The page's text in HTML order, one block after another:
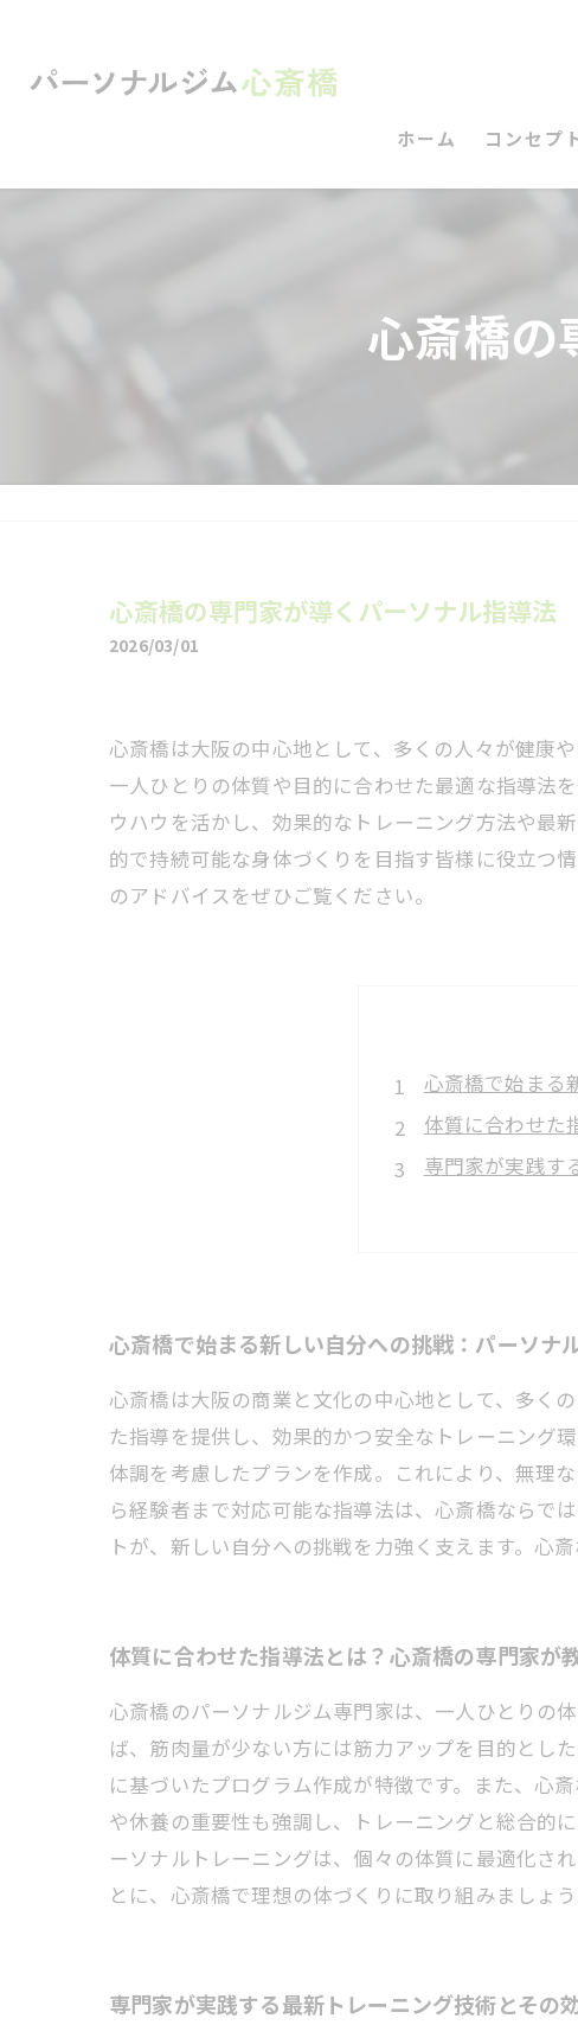
ホーム コンセプ
心斎橋の
心斎橋の専門家が導くパーソナル指導法
2026/03/01
心斎橋は大阪の中心地として、多くの人々が健康
一人ひとりの体質や目的に合わせた最適な指導法
ウハウを活かし、効果的なトレーニング方法や最
的で持続可能な身体づくりを目指す皆様に役立つ
のアドバイスをぜひご覧ください。
心斎橋で始まる
体質に合わせた
専門家が実践す
継続できる健
健康と美を手に
心斎橋で始まる新しい自分への挑戦：パーソナ
心斎橋は大阪の商業と文化の中心地として、多く
た指導を提供し、効果的かつ安全なトレーニング
体調を考慮したプランを作成。これにより、無理
ら経験者まで対応可能な指導法は、心斎橋ならで
トが、新しい自分への挑戦を力強く支えます。心
体質に合わせた指導法とは？心斎橋の専門家が
心斎橋のパーソナルジム専門家は、一人ひとりの
ば、筋肉量が少ない方には筋力アップを目的とし
に基づいたプログラム作成が特徴です。また、心
や休養の重要性も強調し、トレーニングと総合的
ーソナルトレーニングは、個々の体質に最適化さ
とに、心斎橋で理想の体づくりに取り組みましょう
専門家が実践する最新トレーニング技術とその